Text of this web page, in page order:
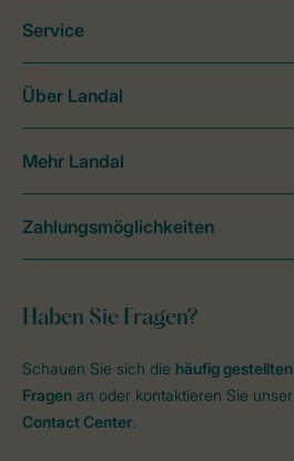
Haben Sie Fragen?
Schauen Sie sich die häufig gestellten
Fragen an oder kontaktieren Sie unser
Contact Center.
Service
Über Landal
Mehr Landal
Zahlungsmöglichkeiten